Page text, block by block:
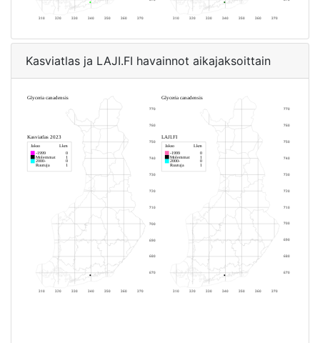
Kasviatlas ja LAJI.FI havainnot aikajaksoittain